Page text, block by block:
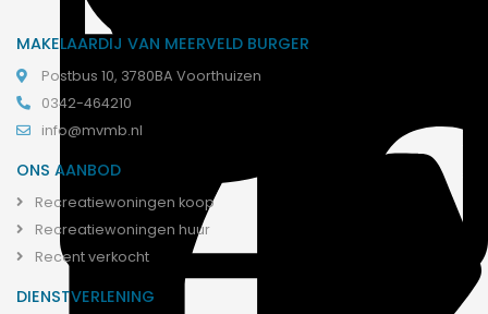
MAKELAARDIJ VAN MEERVELD BURGER
Postbus 10, 3780BA Voorthuizen
0342-464210
info@mvmb.nl
ONS AANBOD
Recreatiewoningen koop
Recreatiewoningen huur
Recent verkocht
DIENSTVERLENING